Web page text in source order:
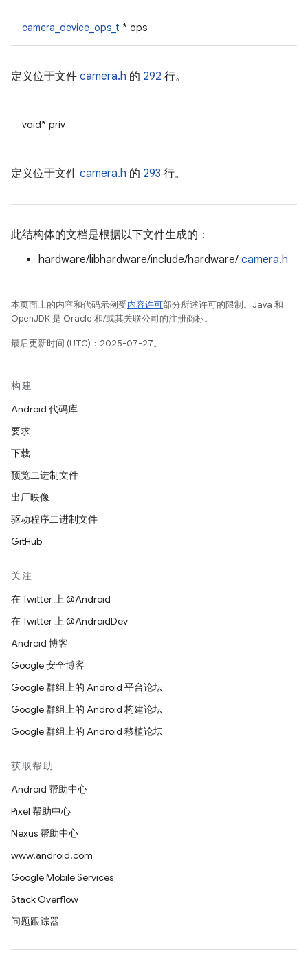
camera_device_ops_t * ops
定义位于文件 camera.h 的 292 行。
void* priv
定义位于文件 camera.h 的 293 行。
此结构体的文档是根据以下文件生成的：
hardware/libhardware/include/hardware/ camera.h
本页面上的内容和代码示例受内容许可部分所述许可的限制。Java 和
OpenJDK 是 Oracle 和/或其关联公司的注册商标。
最后更新时间 (UTC)：2025-07-27。
构建
Android 代码库
要求
下载
预览二进制文件
出厂映像
驱动程序二进制文件
GitHub
关注
在 Twitter 上 @Android
在 Twitter 上 @AndroidDev
Android 博客
Google 安全博客
Google 群组上的 Android 平台论坛
Google 群组上的 Android 构建论坛
Google 群组上的 Android 移植论坛
获取帮助
Android 帮助中心
Pixel 帮助中心
Nexus 帮助中心
www.android.com
Google Mobile Services
Stack Overflow
问题跟踪器